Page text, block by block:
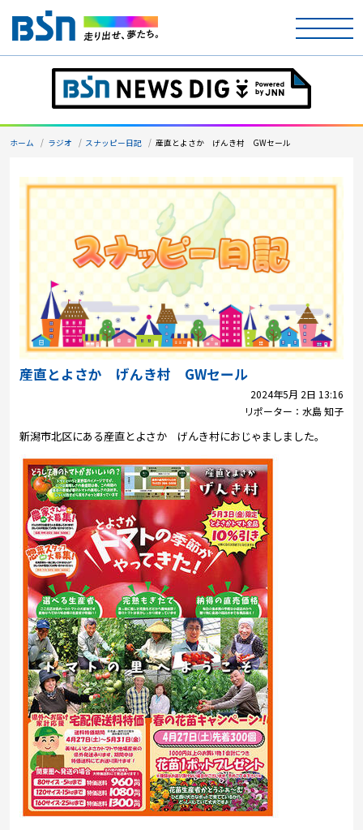
ホーム
テレビ
アナウンサー
イベント
ニュース
天気
プレゼント
キッズ ケンジュ
愛の募金
Well-being 防災・減災
ショッピング
会社概要・ビジョン
お問い合わせ
ホーム ラジオ スナッピー日記 産直とよさか げんき村 GWセール
産直とよさか げんき村 GWセール
2024年5月 2日 13:16
リポーター： 水島 知子
新潟市北区にある産直とよさか げんき村におじゃましました。